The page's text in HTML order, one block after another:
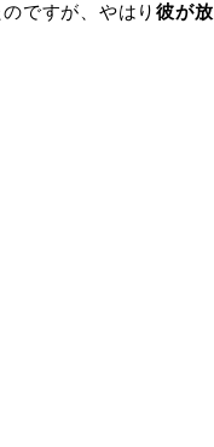
ですが、やはり彼が放